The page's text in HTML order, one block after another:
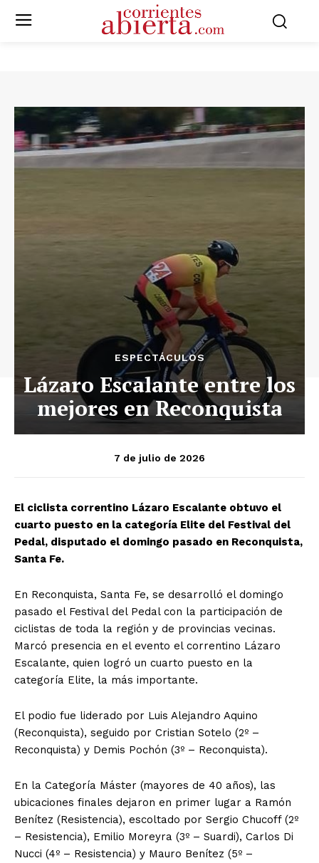
ESPECTÁCULOS
Lázaro Escalante entre los
mejores en Reconquista
7 de julio de 2026
El ciclista correntino Lázaro Escalante obtuvo el
cuarto puesto en la categoría Elite del Festival del
Pedal, disputado el domingo pasado en Reconquista,
Santa Fe.
En Reconquista, Santa Fe, se desarrolló el domingo
pasado el Festival del Pedal con la participación de
ciclistas de toda la región y de provincias vecinas.
Marcó presencia en el evento el correntino Lázaro
Escalante, quien logró un cuarto puesto en la
categoría Elite, la más importante.
El podio fue liderado por Luis Alejandro Aquino
(Reconquista), seguido por Cristian Sotelo (2º –
Reconquista) y Demis Pochón (3º – Reconquista).
En la Categoría Máster (mayores de 40 años), las
ubicaciones finales dejaron en primer lugar a Ramón
Benítez (Resistencia), escoltado por Sergio Chucoff (2º
– Resistencia), Emilio Moreyra (3º – Suardi), Carlos Di
Nucci (4º – Resistencia) y Mauro Benítez (5º –